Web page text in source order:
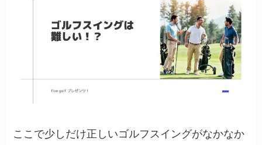
ここで少しだけ正しいゴルフスイングがなかなか